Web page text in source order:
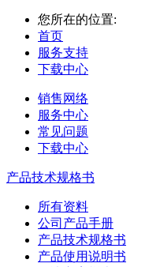
您所在的位置:
首页
服务支持
下载中心
销售网络
服务中心
常见问题
下载中心
产品技术规格书
所有资料
公司产品手册
产品技术规格书
产品使用说明书